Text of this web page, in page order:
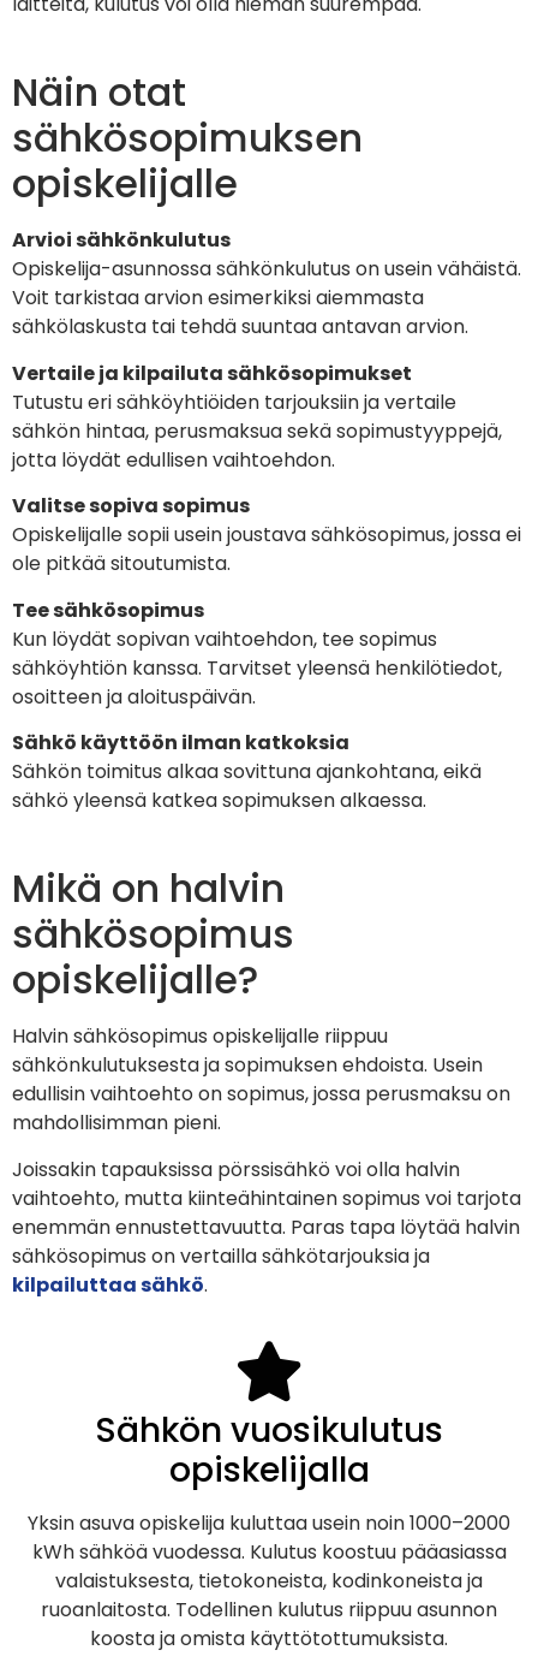
Näin otat
sähkösopimuksen
opiskelijalle
Arvioi sähkönkulutus
Opiskelija-asunnossa sähkönkulutus on usein vähäistä.
Voit tarkistaa arvion esimerkiksi aiemmasta
sähkölaskusta tai tehdä suuntaa antavan arvion.
Vertaile ja kilpailuta sähkösopimukset
Tutustu eri sähköyhtiöiden tarjouksiin ja vertaile
sähkön hintaa, perusmaksua sekä sopimustyyppejä,
jotta löydät edullisen vaihtoehdon.
Valitse sopiva sopimus
Opiskelijalle sopii usein joustava sähkösopimus, jossa ei
ole pitkää sitoutumista.
Tee sähkösopimus
Kun löydät sopivan vaihtoehdon, tee sopimus
sähköyhtiön kanssa. Tarvitset yleensä henkilötiedot,
osoitteen ja aloituspäivän.
Sähkö käyttöön ilman katkoksia
Sähkön toimitus alkaa sovittuna ajankohtana, eikä
sähkö yleensä katkea sopimuksen alkaessa.
Mikä on halvin
sähkösopimus
opiskelijalle?
Halvin sähkösopimus opiskelijalle riippuu
sähkönkulutuksesta ja sopimuksen ehdoista. Usein
edullisin vaihtoehto on sopimus, jossa perusmaksu on
mahdollisimman pieni.
Joissakin tapauksissa pörssisähkö voi olla halvin
vaihtoehto, mutta kiinteähintainen sopimus voi tarjota
enemmän ennustettavuutta. Paras tapa löytää halvin
sähkösopimus on vertailla sähkötarjouksia ja
kilpailuttaa sähkö.
Sähkön vuosikulutus
opiskelijalla
Yksin asuva opiskelija kuluttaa usein noin 1000–2000
kWh sähköä vuodessa. Kulutus koostuu pääasiassa
valaistuksesta, tietokoneista, kodinkoneista ja
ruoanlaitosta. Todellinen kulutus riippuu asunnon
koosta ja omista käyttötottumuksista.